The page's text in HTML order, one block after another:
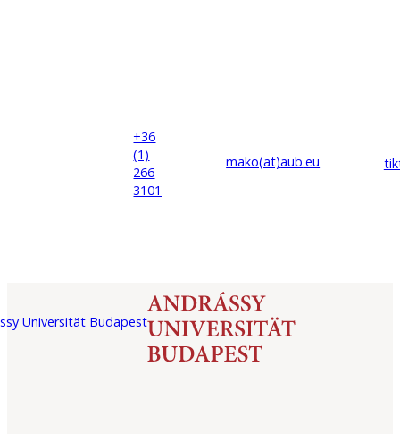
+36
(1)
266
3101
mako(at)aub.eu